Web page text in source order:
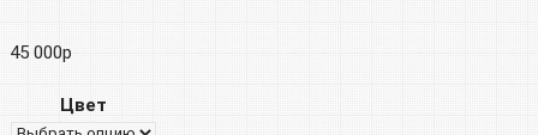
45 000р
Цвет